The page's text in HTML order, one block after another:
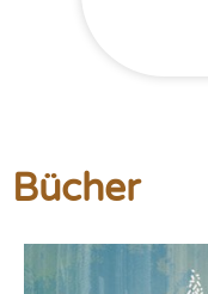
Bücher